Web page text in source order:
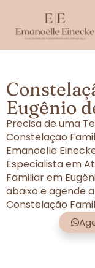
Eugênio
Precisa de uma
Constelação
Emanoelle
Especialista em
Familiar em
abaixo e agende
Constelação